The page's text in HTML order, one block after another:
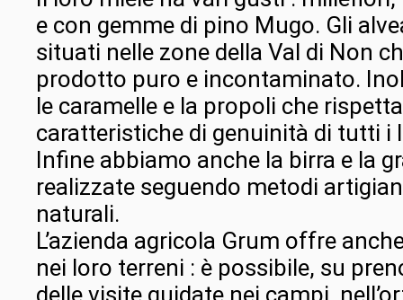
e con gemme di pino Mugo. Gli
situati nelle zone della Val di Non
prodotto puro e incontaminato.
le caramelle e la propoli che
caratteristiche di genuinità di tutti i
Infine abbiamo anche la birra e la
realizzate seguendo metodi
naturali.
L’azienda agricola Grum offre
nei loro terreni : è possibile, su
delle visite guidate nei campi,